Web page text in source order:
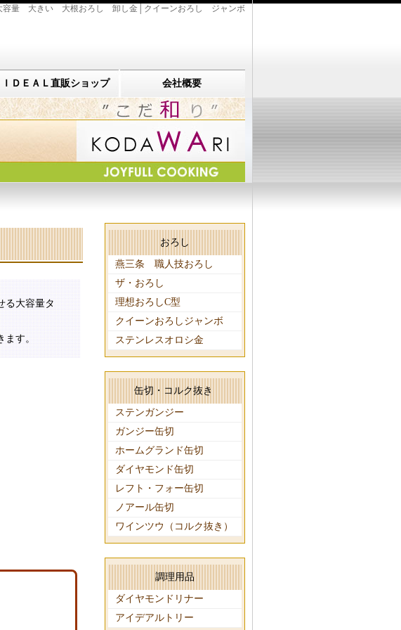
容量 大きい 大根おろし 卸し金│クイーンおろし ジャンボ
ＩＤＥＡＬ直販ショップ 会社概要
る大容量タ
ます。
おろし
燕三条 職人技おろし
ザ・おろし
理想おろしC型
クイーンおろしジャンボ
ステンレスオロシ金
缶切・コルク抜き
ステンガンジー
ガンジー缶切
ホームグランド缶切
ダイヤモンド缶切
レフト・フォー缶切
ノアール缶切
ワインツウ（コルク抜き）
調理用品
ダイヤモンドリナー
アイデアルトリー